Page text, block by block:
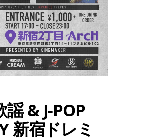
謡 & J-POP
新宿ドレミ